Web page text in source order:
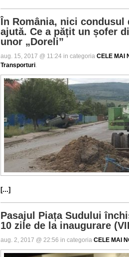
În România, nici condusul
ajută. Ce a pățit un șofer
unor „Doreli”
aug. 15, 2017 @ 11:24 in categoria CELE MAI
Transporturi.
[...]
Pasajul Piața Sudului
10 zile de la inaugurare
aug. 2, 2017 @ 22:56 in categoria CELE MAI